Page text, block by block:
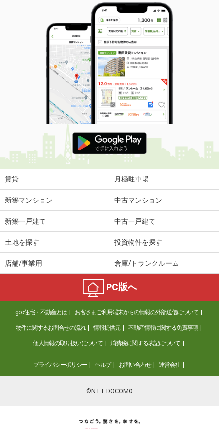
千葉県市川市大洲２丁目
49.56m²
土地面積 38.63m²
千葉県松戸市中和倉
価 格
3,349万円
住 所
千葉県松戸市中和倉
建物面積 99.36m²
土地面積 120.08m²
千葉県印西市鹿黒南３
価 格
3,980万円
住 所
千葉県印西市鹿黒南３
建物面積
171.83m²
千葉県山武郡九十九里町真亀
1,800万円
134.14m²
1,680万円
住 所
千葉県市原市国分寺台中央２
建物面積 86.94m²
土地面積
181.7m²
千葉県松戸市中金杉１丁目
価 格
3,199万円
住 所
千葉県松戸市中金杉１丁目
95.22m²
千葉県銚子市高神西町
賃貸 月極駐車場
新築マンション 中古マンション
新築一戸建て 中古一戸建て
土地を探す 投資物件を探す
店舗/事業用 倉庫/トランクルーム
PC版へ
goo住宅・不動産とは お客さまご利用端末からの情報の外部送信について
物件に関するお問合せの流れ 情報提供元 不動産情報に関する免責事項
個人情報の取り扱いについて 消費税に関する表記について
プライバシーポリシー ヘルプ お問い合わせ 運営会社
©NTT DOCOMO